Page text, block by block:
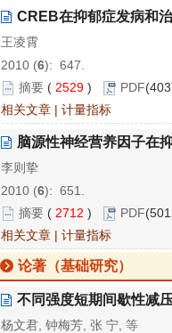
CREB在抑郁症发病和
王凌霄
2010 (6): 647.
摘要 ( 2529 ) PDF
相关文章 | 计量指标
脑源性神经营养因子在
李则挚
2010 (6): 651.
摘要 ( 2712 ) PDF
相关文章 | 计量指标
论著（基础研究）
不同强度短期间歇性减
杨文君, 钟梅芳, 张 宁, 等